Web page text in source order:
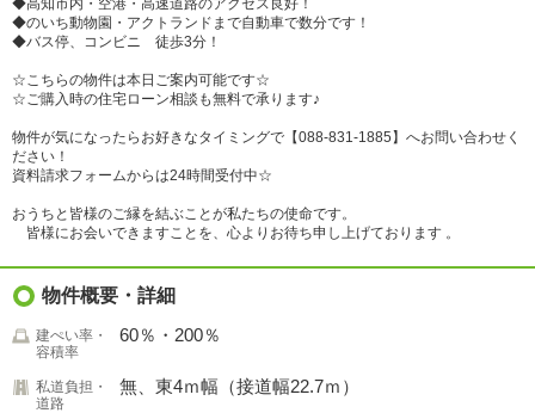
◆高知市内・空港・高速道路のアクセス良好！
◆のいち動物園・アクトランドまで自動車で数分です！
◆バス停、コンビニ 徒歩3分！
☆こちらの物件は本日ご案内可能です☆
☆ご購入時の住宅ローン相談も無料で承ります♪
物件が気になったらお好きなタイミングで【088-831-1885】へお問い合わせく
ださい！
資料請求フォームからは24時間受付中☆
おうちと皆様のご縁を結ぶことが私たちの使命です。
皆様にお会いできますことを、心よりお待ち申し上げております 。
物件概要・詳細
建ぺい率・
容積率
60％・200％
私道負担・
道路
無、東4ｍ幅（接道幅22.7ｍ）